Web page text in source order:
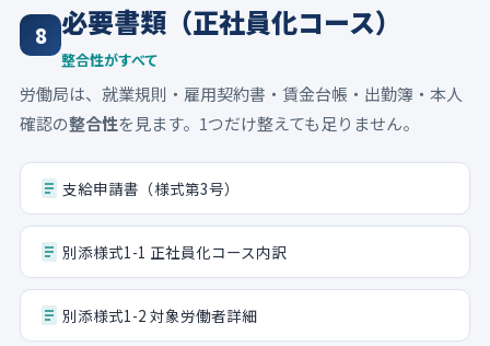
8 必要書類（正社員化コース）
整合性がすべて
労働局は、就業規則・雇用契約書・賃金台帳・出勤簿・本人
確認の整合性を見ます。1つだけ整えても足りません。
支給申請書（様式第3号）
別添様式1-1 正社員化コース内訳
別添様式1-2 対象労働者詳細